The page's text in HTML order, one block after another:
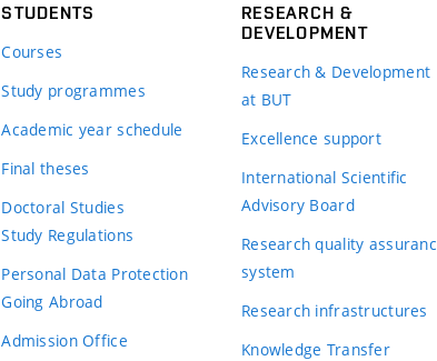
STUDENTS
Courses
Study programmes
Academic year schedule
Final theses
Doctoral Studies
Study Regulations
Personal Data Protection
Going Abroad
Admission Office
RESEARCH &
DEVELOPMENT
Research & Development
at BUT
Excellence support
International Scientific
Advisory Board
Research quality
system
Research infrastructures
Knowledge Transfer